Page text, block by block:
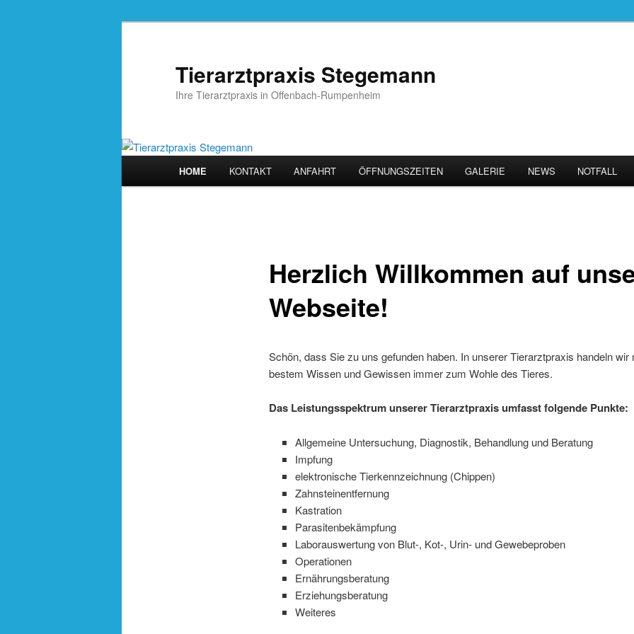
Tierarztpraxis Stegemann
Ihre Tierarztpraxis in Offenbach-Rumpenheim
HOME KONTAKT ANFAHRT ÖFFNUNGSZEITEN GALERIE NEWS NOTFALL
Herzlich Willkommen auf
Webseite!
Schön, dass Sie zu uns gefunden haben. In unserer Tierarztpraxis handeln wir
bestem Wissen und Gewissen immer zum Wohle des Tieres.
Das Leistungsspektrum unserer Tierarztpraxis umfasst folgende Punkte:
Allgemeine Untersuchung, Diagnostik, Behandlung und Beratung
Impfung
elektronische Tierkennzeichnung (Chippen)
Zahnsteinentfernung
Kastration
Parasitenbekämpfung
Laborauswertung von Blut-, Kot-, Urin- und Gewebeproben
Operationen
Ernährungsberatung
Erziehungsberatung
Weiteres